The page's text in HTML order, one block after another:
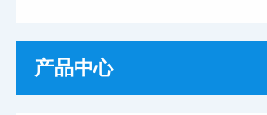
产品中心